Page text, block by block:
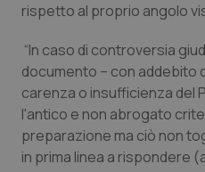
Salute orale &
Sangue &
Tiroide
Tumore al seno
rispetto al proprio angolo
“In caso di controversia
documento – con addebito
carenza o insufficienza del
l'antico e non abrogato
preparazione ma ciò non
in prima linea a rispondere